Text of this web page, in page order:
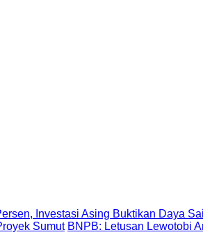
Investasi Asing Buktikan Daya
Sumut BNPB: Letusan Lewotobi